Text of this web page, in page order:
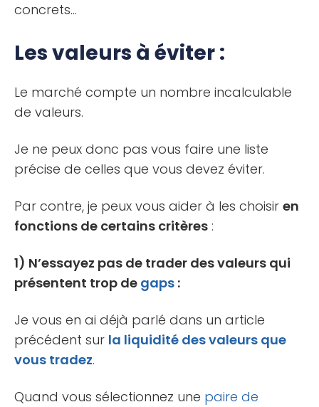
concrets…
Les valeurs à éviter :
Le marché compte un nombre incalculable
de valeurs.
Je ne peux donc pas vous faire une liste
précise de celles que vous devez éviter.
Par contre, je peux vous aider à les choisir en
fonctions de certains critères :
1) N’essayez pas de trader des valeurs qui
présentent trop de gaps :
Je vous en ai déjà parlé dans un article
précédent sur la liquidité des valeurs que
vous tradez.
Quand vous sélectionnez une paire de